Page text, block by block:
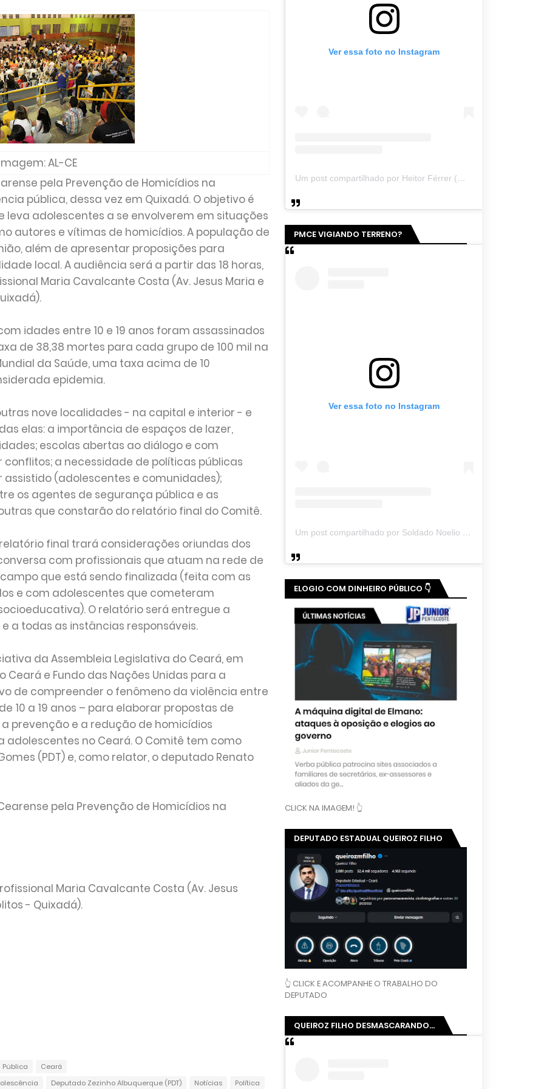
AL-CE
pela Prevenção de Homicídios na
pública, dessa vez em Quixadá. O objetivo é
leva adolescentes a se envolverem em situações
autores e vítimas de homicídios. A população de
além de apresentar proposições para
local. A audiência será a partir das 18 horas,
Maria Cavalcante Costa (Av. Jesus Maria e
idades entre 10 e 19 anos foram assassinados
de 38,38 mortes para cada grupo de 100 mil na
da Saúde, uma taxa acima de 10
epidemia.
nove localidades - na capital e interior - e
elas: a importância de espaços de lazer,
escolas abertas ao diálogo e com
a necessidade de políticas públicas
(adolescentes e comunidades);
os agentes de segurança pública e as
que constarão do relatório final do Comitê.
final trará considerações oriundas dos
com profissionais que atuam na rede de
que está sendo finalizada (feita com as
e com adolescentes que cometeram
O relatório será entregue a
a todas as instâncias responsáveis.
da Assembleia Legislativa do Ceará, em
e Fundo das Nações Unidas para a
de compreender o fenômeno da violência entre
10 a 19 anos – para elaborar propostas de
prevenção e a redução de homicídios
no Ceará. O Comitê tem como
(PDT) e, como relator, o deputado Renato
pela Prevenção de Homicídios na
Maria Cavalcante Costa (Av. Jesus
- Quixadá).
Ceará
Deputado Zezinho Albuquerque (PDT) Notícias Política
Ver essa foto no Instagram
Um post compartilhado por Heitor Férrer (@heitor_ferrer77)
PMCE VIGIANDO TERRENO?
Ver essa foto no Instagram
Um post compartilhado por Soldado Noelio (@soldadonoelio)
ELOGIO COM DINHEIRO PÚBLICO 👇
CLICK NA IMAGEM! 👆
DEPUTADO ESTADUAL QUEIROZ FILHO
👆 CLICK E ACOMPANHE O TRABALHO DO
DEPUTADO
QUEIROZ FILHO DESMASCARANDO...